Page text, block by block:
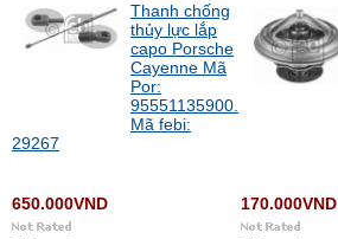
Thanh chống
thủy lực lắp
capo Porsche
Cayenne Mã
Por:
95551135900.
Mã febi:
29267
650.000VND 170.000VND